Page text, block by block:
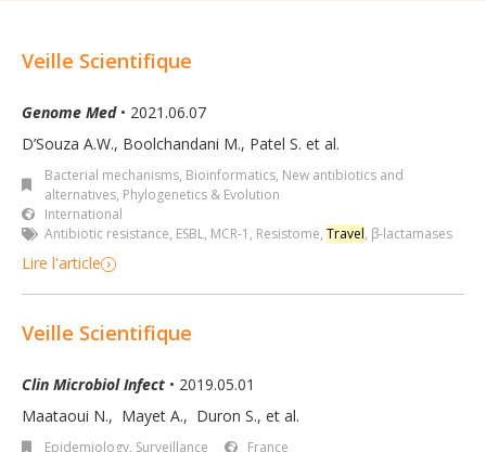
Veille Scientifique
Genome Med• 2021.06.07
D’Souza A.W., Boolchandani M., Patel S. et al.
Bacterial mechanisms, Bioinformatics, New antibiotics and
alternatives, Phylogenetics & Evolution
International
Antibiotic resistance, ESBL, MCR-1 , Resistome, Travel, β-lactamases
Lire l'article
Veille Scientifique
Clin Microbiol Infect • 2019.05.01
Maataoui N., Mayet A., Duron S., et al.
Epidemiology, Surveillance France